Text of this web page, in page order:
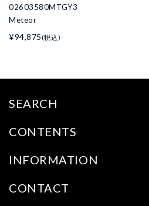
02603580MTGY3
Meteor
¥94,875 (税込)
SEARCH
CONTENTS
INFORMATION
CONTACT